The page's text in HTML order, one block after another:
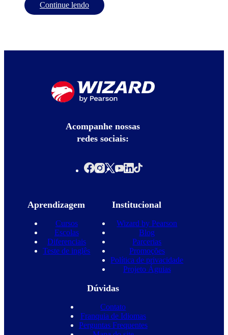
Continue lendo
Acompanhe nossas
redes sociais:
Aprendizagem
Cursos
Escolas
Diferenciais
Teste de inglês
Institucional
Wizard by Pearson
Blog
Parcerias
Promoções
Política de privacidade
Projeto Águias
Dúvidas
Contato
Franquia de Idiomas
Perguntas Frequentes